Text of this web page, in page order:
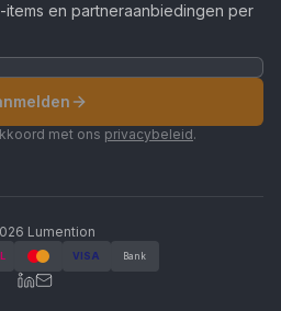
en partneraanbiedingen per
met ons privacybeleid.
Lumention
VISA Bank